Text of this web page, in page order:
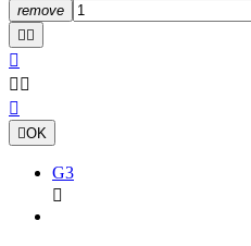
remove
 

 

OK
G3
